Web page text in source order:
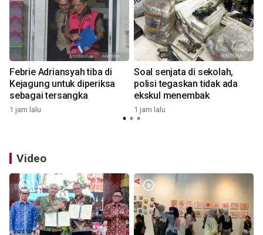
Febrie Adriansyah tiba di
Kejagung untuk diperiksa
sebagai tersangka
1 jam lalu
Soal senjata di sekolah,
polisi tegaskan tidak ada
ekskul menembak
1 jam lalu
Video